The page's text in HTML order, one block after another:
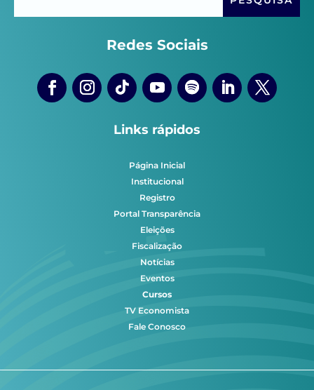
Redes Sociais
Links rápidos
Página Inicial
Institucional
Registro
Portal Transparência
Eleições
Fiscalização
Notícias
Eventos
Cursos
TV Economista
Fale Conosco